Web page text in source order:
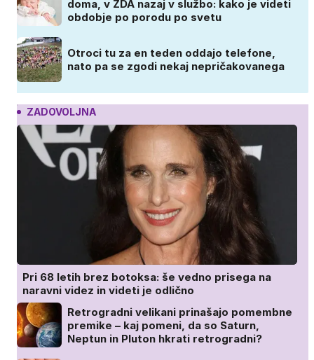
doma, v ZDA nazaj v službo: kako je videti
obdobje po porodu po svetu
Otroci tu za en teden oddajo telefone,
nato pa se zgodi nekaj nepričakovanega
ZADOVOLJNA
Pri 68 letih brez botoksa: še vedno prisega na
naravni videz in videti je odlično
Retrogradni velikani prinašajo pomembne
premike – kaj pomeni, da so Saturn,
Neptun in Pluton hkrati retrogradni?